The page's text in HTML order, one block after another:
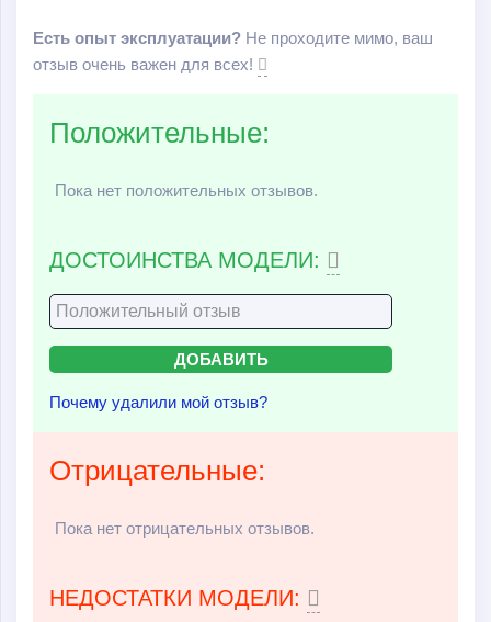
Есть опыт эксплуатации? Не проходите мимо, ваш
отзыв очень важен для всех!
Положительные:
Пока нет положительных отзывов.
ДОСТОИНСТВА МОДЕЛИ:
Почему удалили мой отзыв?
Отрицательные:
Пока нет отрицательных отзывов.
НЕДОСТАТКИ МОДЕЛИ: